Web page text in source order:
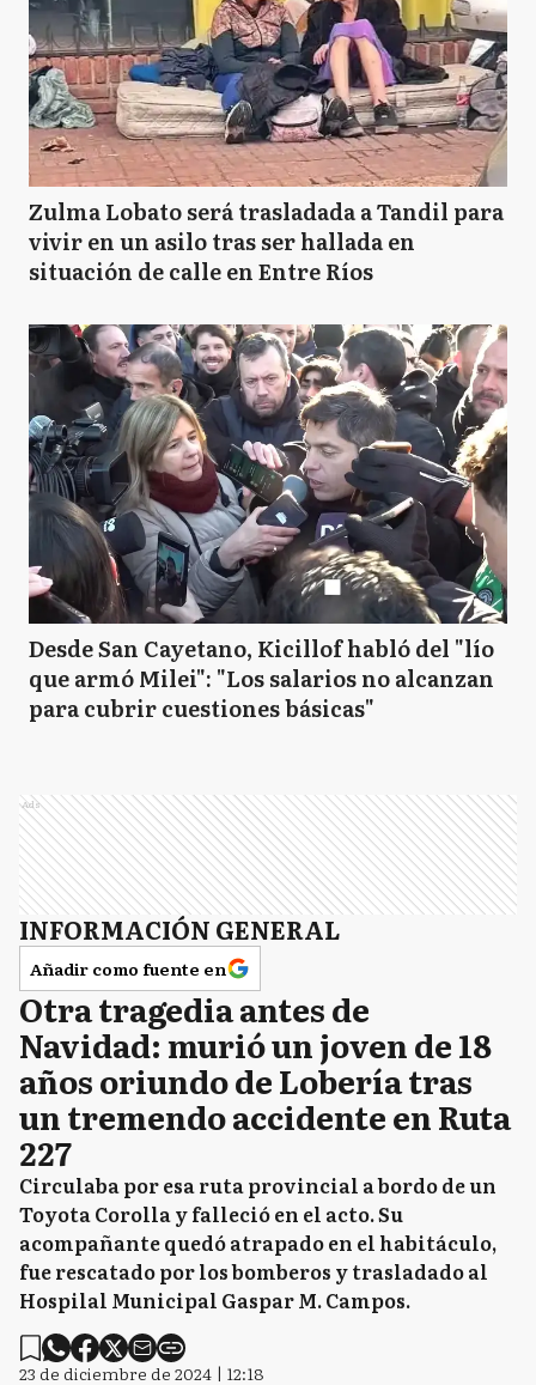
Zulma Lobato será trasladada a Tandil para
vivir en un asilo tras ser hallada en
situación de calle en Entre Ríos
Desde San Cayetano, Kicillof habló del "lío
que armó Milei": "Los salarios no alcanzan
para cubrir cuestiones básicas"
Ads
INFORMACIÓN GENERAL
Añadir como fuente en
Otra tragedia antes de
Navidad: murió un joven de 18
años oriundo de Lobería tras
un tremendo accidente en Ruta
227
Circulaba por esa ruta provincial a bordo de un
Toyota Corolla y falleció en el acto. Su
acompañante quedó atrapado en el habitáculo,
fue rescatado por los bomberos y trasladado al
Hospilal Municipal Gaspar M. Campos.
23 de diciembre de 2024 | 12:18